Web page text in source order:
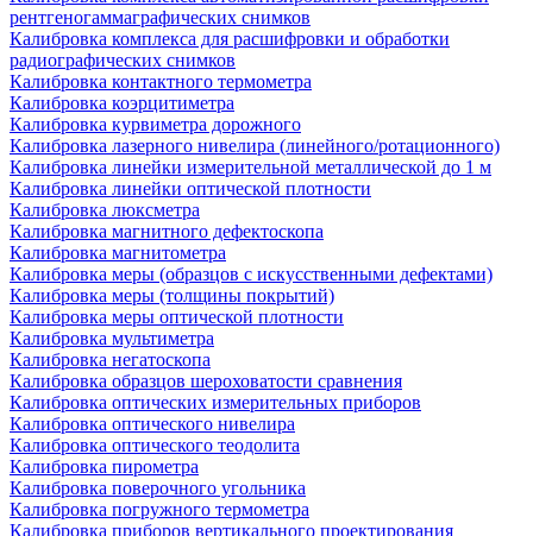
рентгеногаммаграфических снимков
Калибровка комплекса для расшифровки и обработки
радиографических снимков
Калибровка контактного термометра
Калибровка коэрцитиметра
Калибровка курвиметра дорожного
Калибровка лазерного нивелира (линейного/ротационного)
Калибровка линейки измерительной металлической до 1 м
Калибровка линейки оптической плотности
Калибровка люксметра
Калибровка магнитного дефектоскопа
Калибровка магнитометра
Калибровка меры (образцов с искусственными дефектами)
Калибровка меры (толщины покрытий)
Калибровка меры оптической плотности
Калибровка мультиметра
Калибровка негатоскопа
Калибровка образцов шероховатости сравнения
Калибровка оптических измерительных приборов
Калибровка оптического нивелира
Калибровка оптического теодолита
Калибровка пирометра
Калибровка поверочного угольника
Калибровка погружного термометра
Калибровка приборов вертикального проектирования